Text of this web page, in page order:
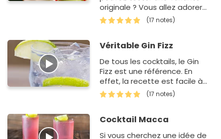
originale ? Vous allez adorer
cette idée à base de gélatine.
Si vous avez le temps, nous…
(17 notes)
Véritable Gin Fizz
De tous les cocktails, le Gin
Fizz est une référence. En
effet, la recette est facile à
faire, elle n'a pas besoin de
beaucoup d'ingrédi…
(17 notes)
Cocktail Macca
Si vous cherchez une idée de